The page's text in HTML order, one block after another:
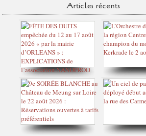
Articles récents